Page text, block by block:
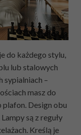
do każdego stylu,
lub stalowych
sypialniach –
masz do
Design obu
są z reguły
Kreślą je